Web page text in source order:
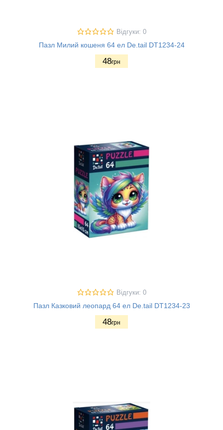
Відгуки: 0
Пазл Милий кошеня 64 ел De.tail DT1234-24
48грн
Відгуки: 0
Пазл Казковий леопард 64 ел De.tail DT1234-23
48грн